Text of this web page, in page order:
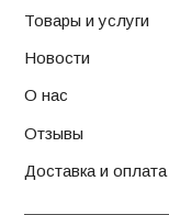
Товары и услуги
Новости
О нас
Отзывы
Доставка и оплата